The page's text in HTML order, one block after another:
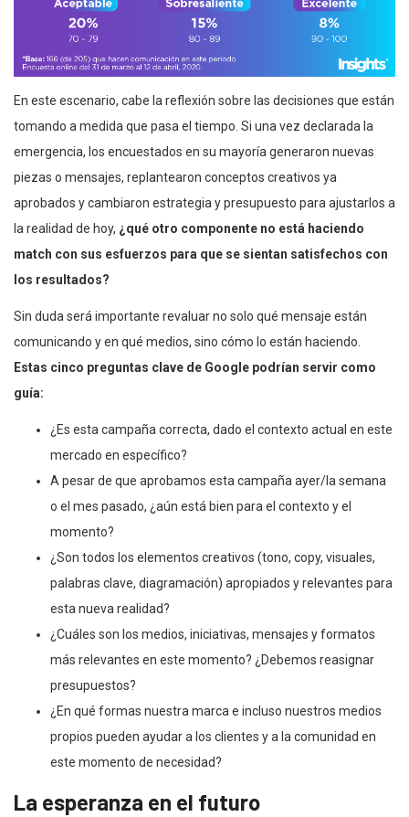
En este escenario, cabe la reflexión sobre las decisiones que están
tomando a medida que pasa el tiempo. Si una vez declarada la
emergencia, los encuestados en su mayoría generaron nuevas
piezas o mensajes, replantearon conceptos creativos ya
aprobados y cambiaron estrategia y presupuesto para ajustarlos a
la realidad de hoy, ¿qué otro componente no está haciendo
match con sus esfuerzos para que se sientan satisfechos con
los resultados?
Sin duda será importante revaluar no solo qué mensaje están
comunicando y en qué medios, sino cómo lo están haciendo.
Estas cinco preguntas clave de Google podrían servir como
guía:
¿Es esta campaña correcta, dado el contexto actual en este
mercado en específico?
A pesar de que aprobamos esta campaña ayer/la semana
o el mes pasado, ¿aún está bien para el contexto y el
momento?
¿Son todos los elementos creativos (tono, copy, visuales,
palabras clave, diagramación) apropiados y relevantes para
esta nueva realidad?
¿Cuáles son los medios, iniciativas, mensajes y formatos
más relevantes en este momento? ¿Debemos reasignar
presupuestos?
¿En qué formas nuestra marca e incluso nuestros medios
propios pueden ayudar a los clientes y a la comunidad en
este momento de necesidad?
La esperanza en el futuro